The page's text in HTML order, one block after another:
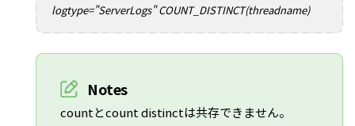
logtype="ServerLogs" COUNT_DISTINCT(threadname)
Notes
countとcount distinctは共存できません。